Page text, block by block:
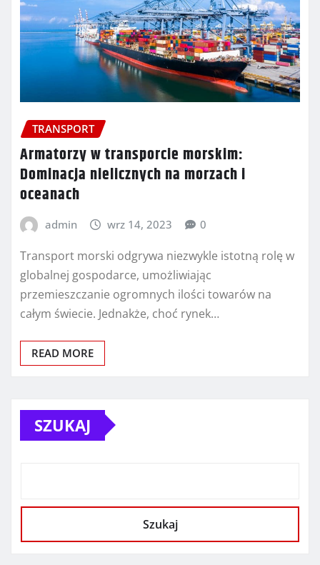
TRANSPORT
Armatorzy w transporcie morskim:
Dominacja nielicznych na morzach i
oceanach
admin wrz 14, 2023 0
Transport morski odgrywa niezwykle istotną rolę w
globalnej gospodarce, umożliwiając
przemieszczanie ogromnych ilości towarów na
całym świecie. Jednakże, choć rynek…
READ MORE
SZUKAJ
Szukaj